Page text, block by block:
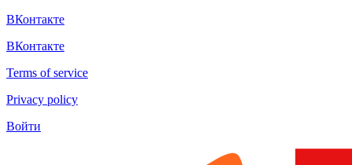
ВКонтакте
ВКонтакте
Terms of service
Privacy policy
Войти